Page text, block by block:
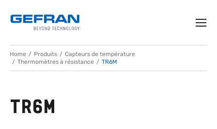
Home Produits
Capteurs de température
Thermomètres à résistance
TR6M
TR6M